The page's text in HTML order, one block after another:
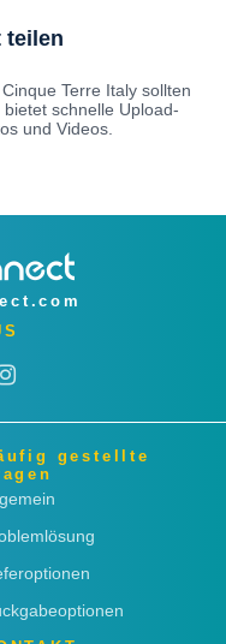
teilen
Terre Italy sollten
schnelle Upload-
und Videos.
gestellte